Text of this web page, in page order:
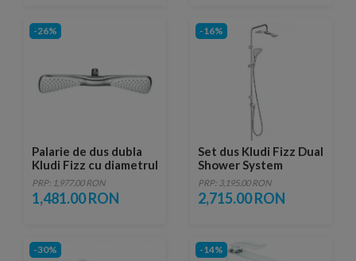
-26%
Palarie de dus dubla
Kludi Fizz cu diametrul
de 340
PRP: 1,977.00 RON
1,481.00 RON
-16%
Set dus Kludi Fizz Dual
Shower System
PRP: 3,195.00 RON
2,715.00 RON
-30% -14%